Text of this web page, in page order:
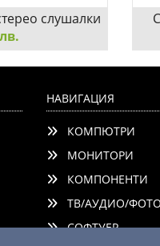
Сравни
слушалки
НАВИГАЦИЯ
КОМПЮТРИ
МОНИТОРИ
КОМПОНЕНТИ
ТВ/АУДИО/ФОТО
СОФТУЕР